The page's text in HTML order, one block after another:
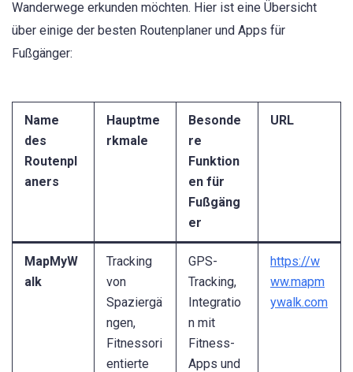
Wanderwege erkunden möchten. Hier ist eine Übersicht
über einige der besten Routenplaner und Apps für
Fußgänger:
Name
des
Routenpl
aners
Hauptme
rkmale
Besonde
re
Funktion
en für
Fußgäng
er
URL
MapMyW
alk
Tracking
von
Spaziergä
ngen,
Fitnessori
entierte
GPS-
Tracking,
Integratio
n mit
Fitness-
Apps und
https://w
ww.mapm
ywalk.com